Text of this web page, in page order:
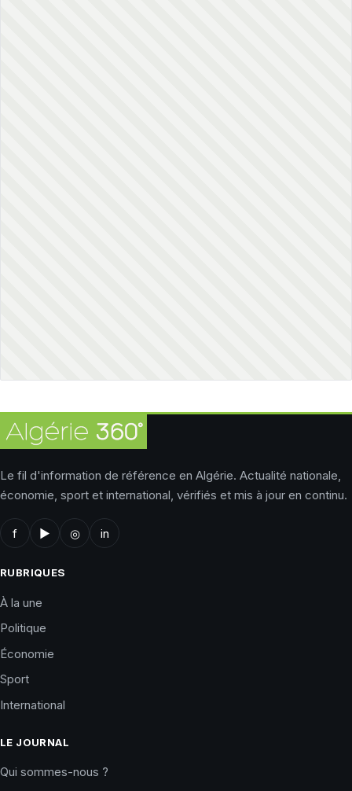
Le fil d'information de référence en Algérie. Actualité nationale,
économie, sport et international, vérifiés et mis à jour en continu.
f ▶ ◎ in
RUBRIQUES
À la une
Politique
Économie
Sport
International
LE JOURNAL
Qui sommes-nous ?